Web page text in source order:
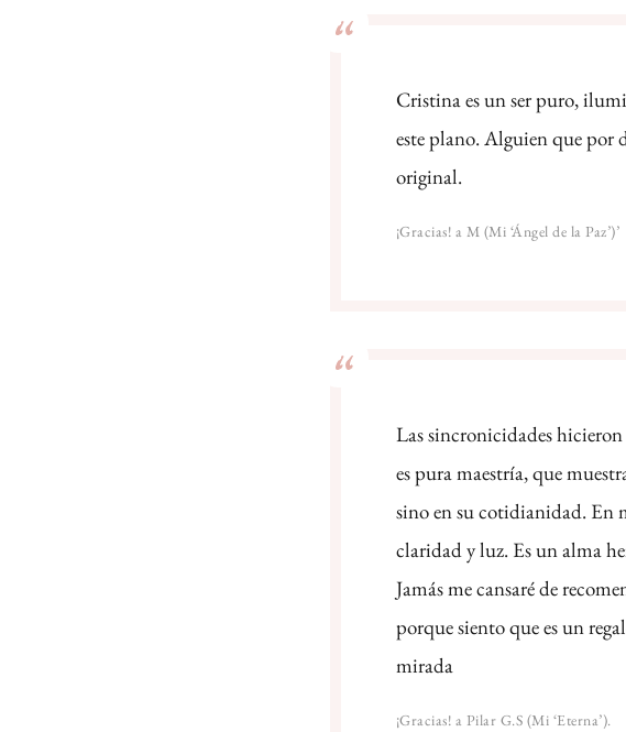
Cristina es un ser puro,
este plano. Alguien que por
original.
¡Gracias! a M (Mi ‘Ángel de la Paz’)’
Las sincronicidades
es pura maestría, que
sino en su cotidianidad. En
claridad y luz. Es un alma
Jamás me cansaré de
porque siento que es un
mirada
¡Gracias! a Pilar G.S (Mi ‘Eterna’).